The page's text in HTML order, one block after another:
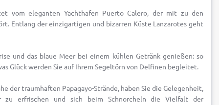
vom eleganten Yachthafen Puerto Calero, der mit zu den
Entlang der einzigartigen und bizarren Küste Lanzarotes geht
und das blaue Meer bei einem kühlen Getränk genießen: so
Glück werden Sie auf Ihrem Segeltörn von Delfinen begleitet.
der traumhaften Papagayo-Strände, haben Sie die Gelegenheit,
zu erfrischen und sich beim Schnorcheln die Vielfalt der